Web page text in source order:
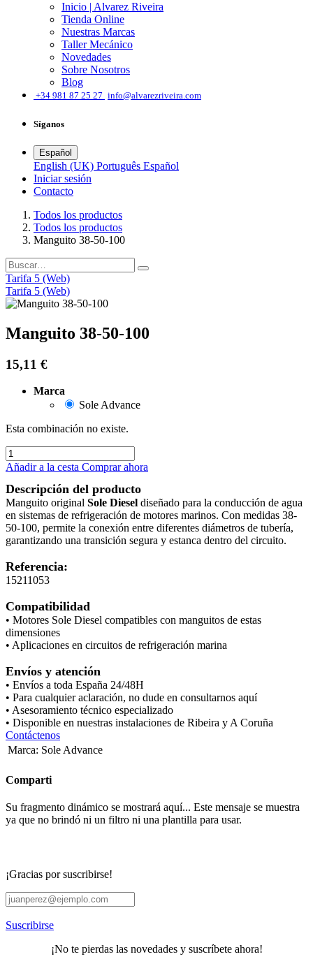
Inicio | Alvarez Riveira
Tienda Online
Nuestras Marcas
Taller Mecánico
Novedades
Sobre Nosotros
Blog
+34 981 87 25 27 info@alvarezriveira.com
Síganos
Español
English (UK) Português Español
Iniciar sesión
​Contacto
Todos los productos
Todos los productos
Manguito 38-50-100
Tarifa 5 (Web)
Tarifa 5 (Web)
Manguito 38-50-100
15,11 €
Marca
Sole Advance
Esta combinación no existe.
Añadir a la cesta Comprar ahora
Descripción del producto
Manguito original Sole Diesel diseñado para la conducción de agua
en sistemas de refrigeración de motores marinos. Con medidas 38-
50-100, permite la conexión entre diferentes diámetros de tubería,
garantizando una transición segura y estanca dentro del circuito.
Referencia:
15211053
Compatibilidad
• Motores Sole Diesel compatibles con manguitos de estas
dimensiones
• Aplicaciones en circuitos de refrigeración marina
Envíos y atención
• Envíos a toda España 24/48H
• Para cualquier aclaración, no dude en consultarnos aquí
• Asesoramiento técnico especializado
• Disponible en nuestras instalaciones de Ribeira y A Coruña
Contáctenos
Marca: Sole Advance
Comparti
Su fragmento dinámico se mostrará aquí... Este mensaje se muestra
ya que no brindó ni un filtro ni una plantilla para usar.
¡Gracias por suscribirse!
Suscribirse
¡No te pierdas las novedades y suscríbete ahora!